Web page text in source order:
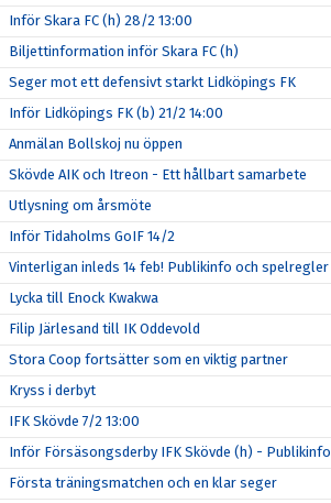
Inför Skara FC (h) 28/2 13:00
Biljettinformation inför Skara FC (h)
Seger mot ett defensivt starkt Lidköpings FK
Inför Lidköpings FK (b) 21/2 14:00
Anmälan Bollskoj nu öppen
Skövde AIK och Itreon - Ett hållbart samarbete
Utlysning om årsmöte
Inför Tidaholms GoIF 14/2
Vinterligan inleds 14 feb! Publikinfo och spelregler
Lycka till Enock Kwakwa
Filip Järlesand till IK Oddevold
Stora Coop fortsätter som en viktig partner
Kryss i derbyt
IFK Skövde 7/2 13:00
Inför Försäsongsderby IFK Skövde (h) - Publikinfo
Första träningsmatchen och en klar seger